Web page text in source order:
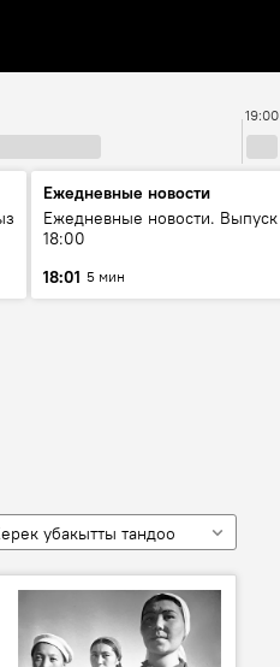
19:00
Ежедневные новости
Ежедневные новости. Выпуск
18:00
18:01 5 мин
убакытты тандоо